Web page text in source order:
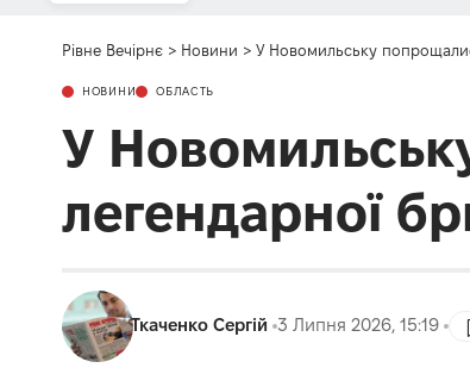
Рівне Вечірнє > Новини > У Новомильську
НОВИНИ ОБЛАСТЬ
У
легендарної
Ткаченко Сергій 3 Липня 2026, 15:19